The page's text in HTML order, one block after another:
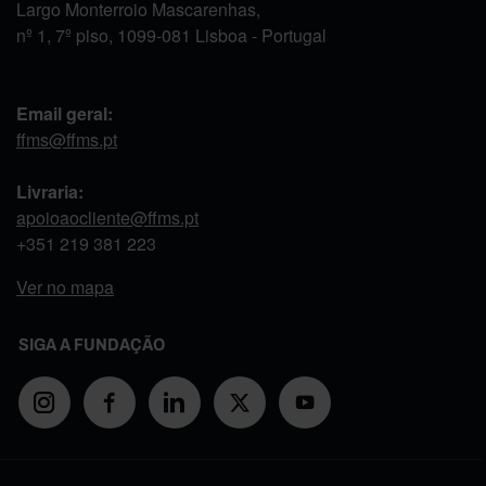
Largo Monterroio Mascarenhas,
nº 1, 7º piso, 1099-081 Lisboa - Portugal
Email geral:
ffms@ffms.pt
Livraria:
apoioaocliente@ffms.pt
+351 219 381 223
Ver no mapa
SIGA A FUNDAÇÃO